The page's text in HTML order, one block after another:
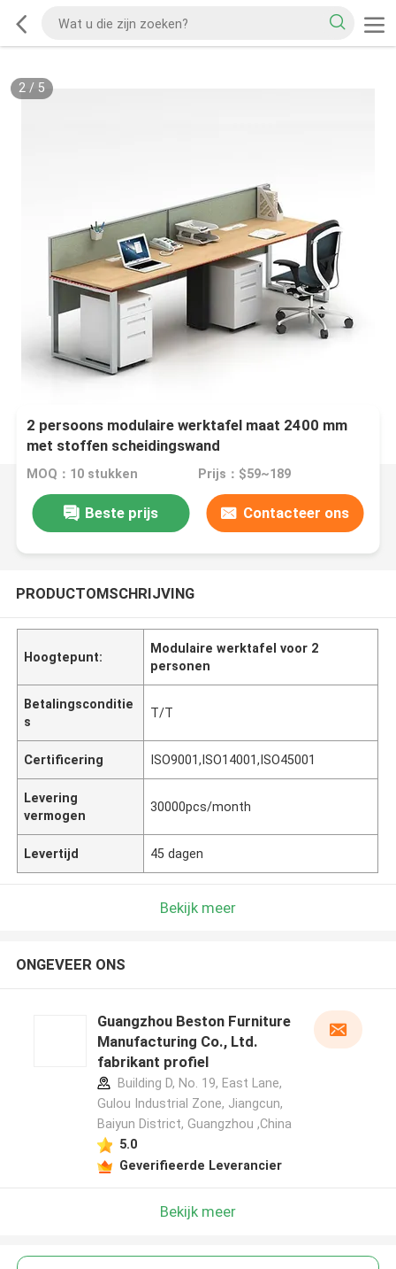
2/ 5
2 persoons modulaire werktafel maat 2400 mm
met stoffen scheidingswand
MOQ：10 stukken Prijs：$59~189
Beste prijs Contacteer ons
PRODUCTOMSCHRIJVING
Hoogtepunt:
Modulaire werktafel voor 2
personen
Betalingsconditie
s
T/T
Certificering ISO9001,ISO14001,ISO45001
Levering
vermogen
30000pcs/month
Levertijd 45 dagen
Bekijk meer
ONGEVEER ONS
Guangzhou Beston Furniture
Manufacturing Co., Ltd.
fabrikant profiel
Building D, No. 19, East Lane,
Gulou Industrial Zone, Jiangcun,
Baiyun District, Guangzhou ,China
5.0
Geverifieerde Leverancier
Bekijk meer